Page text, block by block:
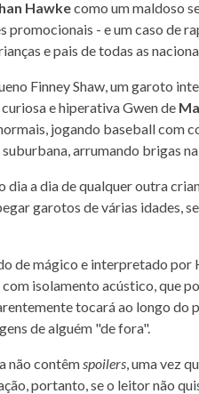
Hawkecomo um maldoso
promocionais - e um caso de
e pais de todas as
Finney Shaw, um garoto
e hiperativa Gwen de
jogando baseball com
arrumando brigas
a dia de qualquer outra
garotos de várias idades,
de mágico e interpretado por
isolamento acústico, que
tocará ao longo do
de alguém "de fora".
não contêmspoilers, uma vez
portanto, se o leitor não